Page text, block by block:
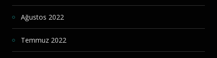
Ağustos 2022
Temmuz 2022